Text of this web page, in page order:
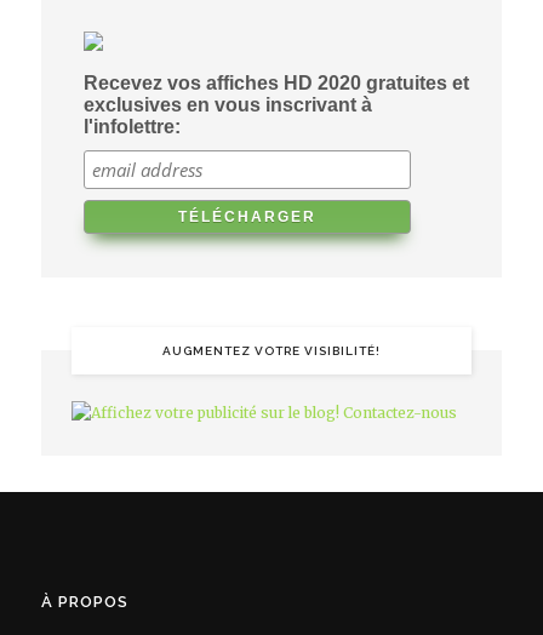
Recevez vos affiches HD 2020 gratuites et
exclusives en vous inscrivant à
l'infolettre:
AUGMENTEZ VOTRE VISIBILITÉ!
À PROPOS